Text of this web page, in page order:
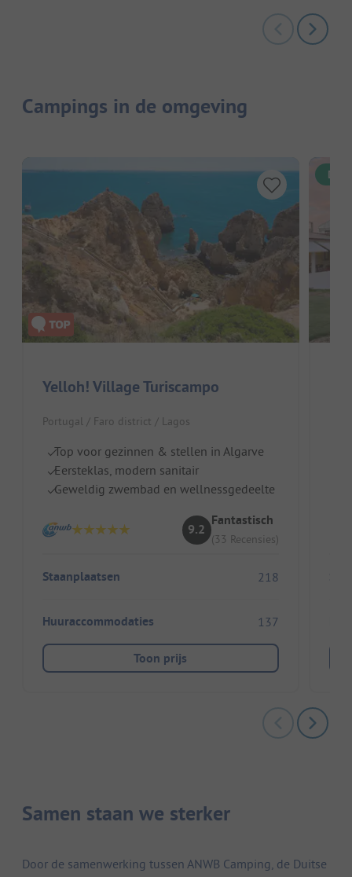
Campings in de omgeving
Yelloh! Village Turiscampo
Portugal / Faro district / Lagos
Top voor gezinnen & stellen in Algarve
Eersteklas, modern sanitair
Geweldig zwembad en wellnessgedeelte
9.2
Fantastisch
(33 Recensies)
Staanplaatsen 218
Huuraccommodaties 137
Toon prijs
Samen staan we sterker
Door de samenwerking tussen ANWB Camping, de Duitse